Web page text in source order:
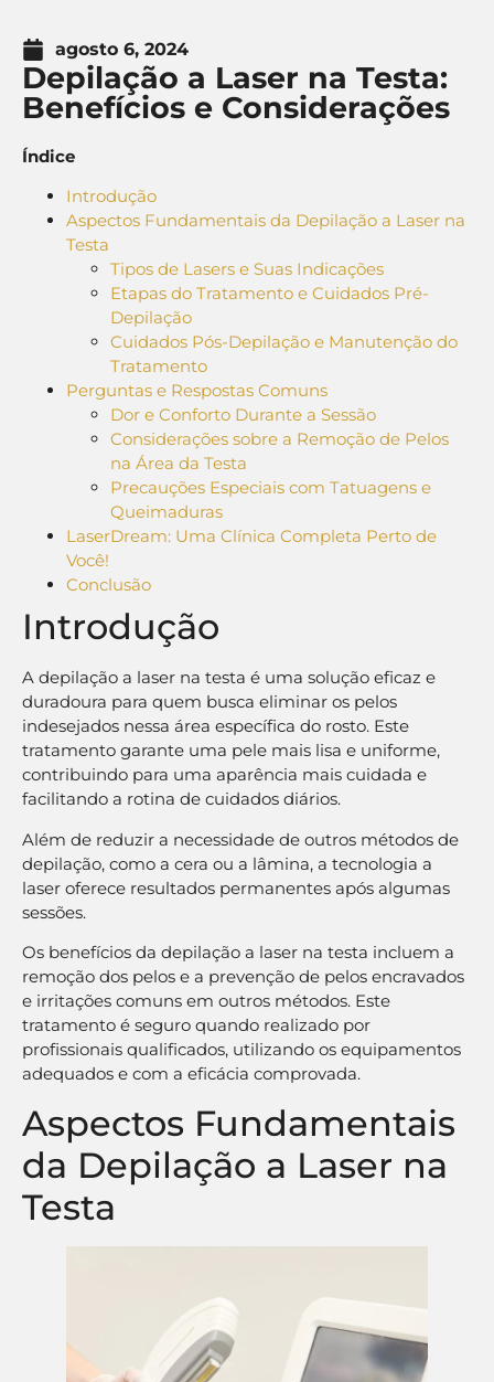
agosto 6, 2024
Depilação a Laser na Testa:
Benefícios e Considerações
Índice
Introdução
Aspectos Fundamentais da Depilação a Laser na
Testa
Tipos de Lasers e Suas Indicações
Etapas do Tratamento e Cuidados Pré-
Depilação
Cuidados Pós-Depilação e Manutenção do
Tratamento
Perguntas e Respostas Comuns
Dor e Conforto Durante a Sessão
Considerações sobre a Remoção de Pelos
na Área da Testa
Precauções Especiais com Tatuagens e
Queimaduras
LaserDream: Uma Clínica Completa Perto de
Você!
Conclusão
Introdução
A depilação a laser na testa é uma solução eficaz e
duradoura para quem busca eliminar os pelos
indesejados nessa área específica do rosto. Este
tratamento garante uma pele mais lisa e uniforme,
contribuindo para uma aparência mais cuidada e
facilitando a rotina de cuidados diários.
Além de reduzir a necessidade de outros métodos de
depilação, como a cera ou a lâmina, a tecnologia a
laser oferece resultados permanentes após algumas
sessões.
Os benefícios da depilação a laser na testa incluem a
remoção dos pelos e a prevenção de pelos encravados
e irritações comuns em outros métodos. Este
tratamento é seguro quando realizado por
profissionais qualificados, utilizando os equipamentos
adequados e com a eficácia comprovada.
Aspectos Fundamentais
da Depilação a Laser na
Testa